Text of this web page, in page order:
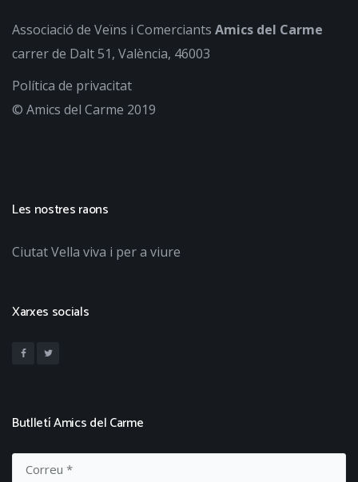
Associació de Veïns i Comerciants Amics del Carme
carrer de Dalt 51, València, 46003
Política de privacitat
© Amics del Carme 2019
Les nostres raons
Ciutat Vella viva i per a viure
Xarxes socials
Butlletí Amics del Carme